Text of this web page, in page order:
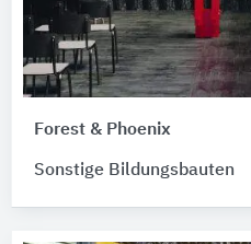
Zertifikat vorhanden
Forest & Phoenix
Sonstige Bildungsbauten